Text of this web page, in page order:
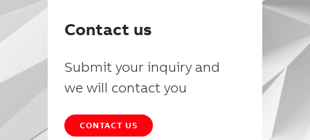
Contact us
Submit your inquiry and
we will contact you
CONTACT US